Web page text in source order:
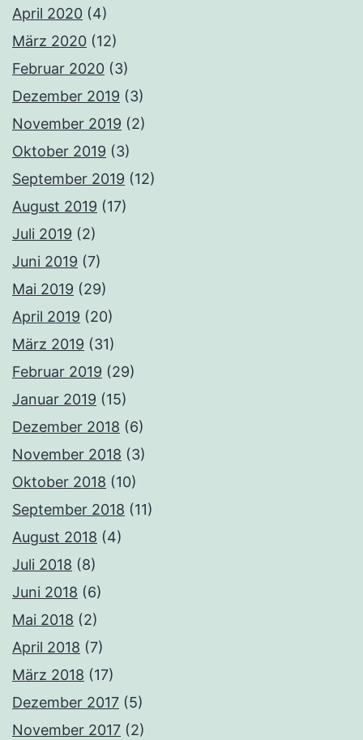
April 2020 (4)
März 2020 (12)
Februar 2020 (3)
Dezember 2019 (3)
November 2019 (2)
Oktober 2019 (3)
September 2019 (12)
August 2019 (17)
Juli 2019 (2)
Juni 2019 (7)
Mai 2019 (29)
April 2019 (20)
März 2019 (31)
Februar 2019 (29)
Januar 2019 (15)
Dezember 2018 (6)
November 2018 (3)
Oktober 2018 (10)
September 2018 (11)
August 2018 (4)
Juli 2018 (8)
Juni 2018 (6)
Mai 2018 (2)
April 2018 (7)
März 2018 (17)
Dezember 2017 (5)
November 2017 (2)